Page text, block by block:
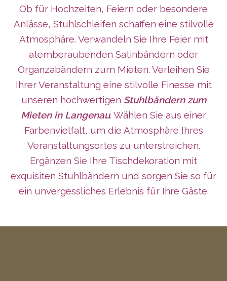
Ob für Hochzeiten, Feiern oder besondere
Anlässe, Stuhlschleifen schaffen eine stilvolle
Atmosphäre. Verwandeln Sie Ihre Feier mit
atemberaubenden Satinbändern oder
Organzabändern zum Mieten. Verleihen Sie
Ihrer Veranstaltung eine stilvolle Finesse mit
unseren hochwertigen Stuhlbändern zum
Mieten in Langenau. Wählen Sie aus einer
Farbenvielfalt, um die Atmosphäre Ihres
Veranstaltungsortes zu unterstreichen.
Ergänzen Sie Ihre Tischdekoration mit
exquisiten Stuhlbändern und sorgen Sie so für
ein unvergessliches Erlebnis für Ihre Gäste.